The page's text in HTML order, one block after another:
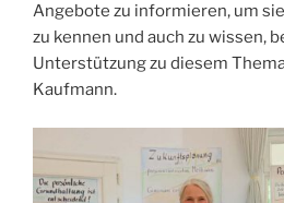
Angebote zu informieren, um
zu kennen und auch zu wissen,
Unterstützung zu diesem
Kaufmann.